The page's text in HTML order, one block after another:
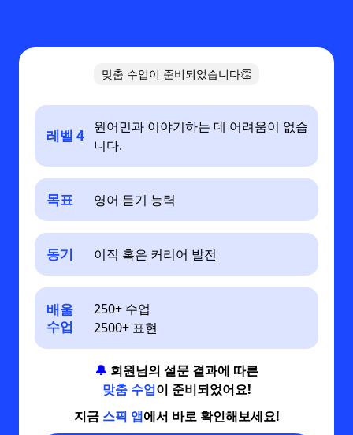
맞춤 수업이 준비되었습니다👏
레벨 4 원어민과 이야기하는 데 어려움이 없습
니다.
목표 영어 듣기 능력
동기 이직 혹은 커리어 발전
배울
수업
250+ 수업
2500+ 표현
🔔 회원님의 설문 결과에 따른
맞춤 수업이 준비되었어요!
지금 스픽 앱에서 바로 확인해보세요!